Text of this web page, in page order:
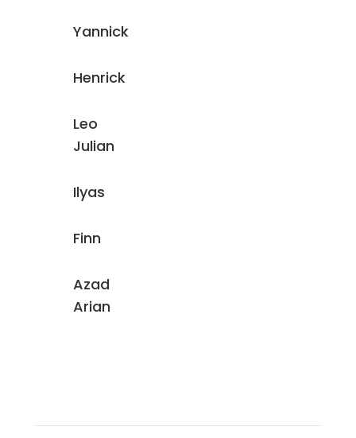
Yannick
Henrick
Leo
Julian
Ilyas
Finn
Azad
Arian